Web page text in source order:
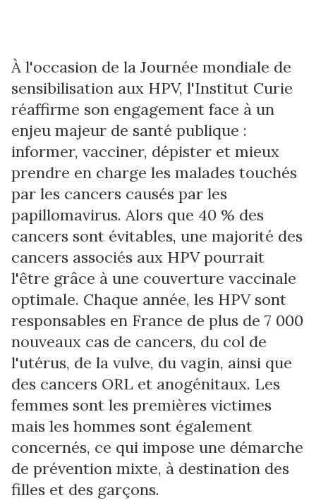
À l'occasion de la Journée mondiale de
sensibilisation aux HPV, l'Institut Curie
réaffirme son engagement face à un
enjeu majeur de santé publique :
informer, vacciner, dépister et mieux
prendre en charge les malades touchés
par les cancers causés par les
papillomavirus. Alors que 40 % des
cancers sont évitables, une majorité des
cancers associés aux HPV pourrait
l'être grâce à une couverture vaccinale
optimale. Chaque année, les HPV sont
responsables en France de plus de 7 000
nouveaux cas de cancers, du col de
l'utérus, de la vulve, du vagin, ainsi que
des cancers ORL et anogénitaux. Les
femmes sont les premières victimes
mais les hommes sont également
concernés, ce qui impose une démarche
de prévention mixte, à destination des
filles et des garçons.